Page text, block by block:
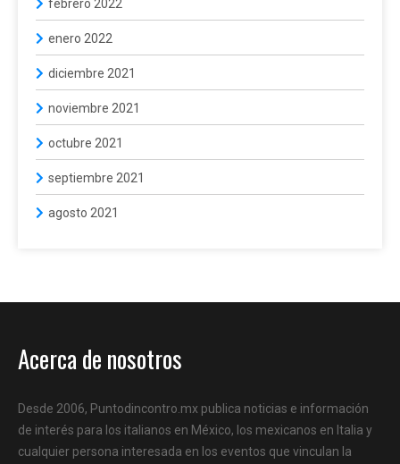
febrero 2022
enero 2022
diciembre 2021
noviembre 2021
octubre 2021
septiembre 2021
agosto 2021
Acerca de nosotros
Desde 2006, Puntodincontro.mx publica noticias e información
de interés para los italianos en México, los mexicanos en Italia y
cualquier persona interesada en los eventos que vinculan la